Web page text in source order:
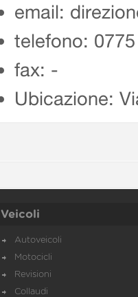
email:
telefono:
fax: -
Ubicazione:
Veicoli
Autoveicoli
Motocicli
Revisioni
Collaudi